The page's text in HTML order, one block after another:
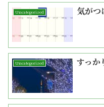
Uncategorized 気がつ
Uncategorized すっか